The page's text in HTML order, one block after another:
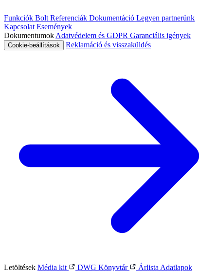
Funkciók Bolt Referenciák Dokumentáció Legyen partnerünk
Kapcsolat Események
Dokumentumok Adatvédelem és GDPR Garanciális igények
Cookie-beállítások Reklamáció és visszaküldés
Letöltések Média kit DWG Könyvtár Árlista Adatlapok